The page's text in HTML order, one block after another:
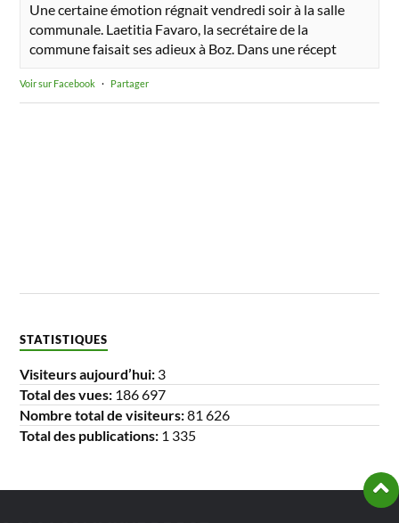
Une certaine émotion régnait vendredi soir à la salle
communale. Laetitia Favaro, la secrétaire de la
commune faisait ses adieux à Boz. Dans une récept
Voir sur Facebook · Partager
STATISTIQUES
Visiteurs aujourd’hui: 3
Total des vues: 186 697
Nombre total de visiteurs:81 626
Total des publications: 1 335